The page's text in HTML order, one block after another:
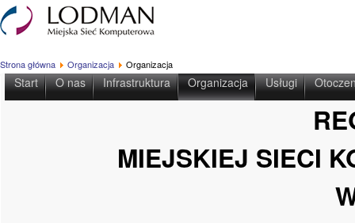
Strona główna Organizacja Organizacja
Start O nas Infrastruktura Organizacja Usługi
MIEJSKIEJ SIECI